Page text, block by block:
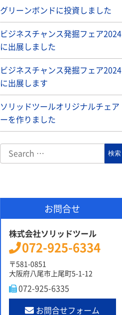
グリーンボンドに投資しました
ビジネスチャンス発掘フェア2024
に出展しました
ビジネスチャンス発掘フェア2024
に出展します
ソリッドツールオリジナルチェア
ーを作りました
お問合せ
株式会社ソリッドツール
072-925-6334
〒581-0851
大阪府八尾市上尾町5-1-12
072-925-6335
お問合せフォーム